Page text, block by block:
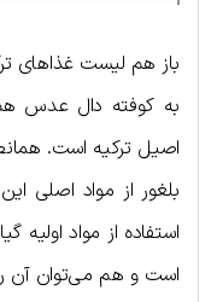
باز هم لیست غذاهای
به کوفته دال عدس
اصیل ترکیه است.
بلغور از مواد اصلی
استفاده از مواد اولیه
است و هم می‌توان آن